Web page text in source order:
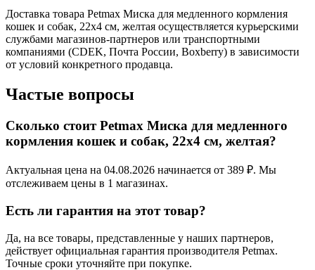
Доставка товара Petmax Миска для медленного кормления
кошек и собак, 22х4 см, желтая осуществляется курьерскими
службами магазинов-партнеров или транспортными
компаниями (CDEK, Почта России, Boxberry) в зависимости
от условий конкретного продавца.
Частые вопросы
Сколько стоит Petmax Миска для медленного
кормления кошек и собак, 22х4 см, желтая?
Актуальная цена на 04.08.2026 начинается от 389 ₽. Мы
отслеживаем цены в 1 магазинах.
Есть ли гарантия на этот товар?
Да, на все товары, представленные у наших партнеров,
действует официальная гарантия производителя Petmax.
Точные сроки уточняйте при покупке.